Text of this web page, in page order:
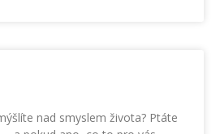
nad smyslem života? Ptáte